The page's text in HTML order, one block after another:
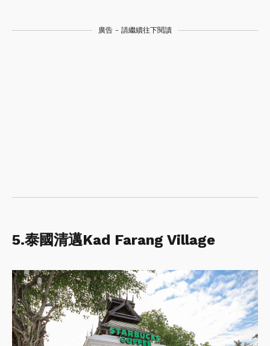
廣告 - 請繼續往下閱讀
5.泰國清邁Kad Farang Village